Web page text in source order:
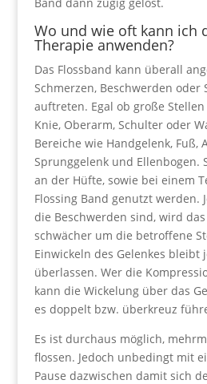
Wo und wie oft kann ich
Therapie anwenden?
Das Flossband kann überall
Schmerzen, Beschwerden oder
auftreten. Egal ob große
Knie, Oberarm, Schulter oder
Bereiche wie Handgelenk, Fuß,
Sprunggelenk und Ellenbogen.
an der Hüfte, sowie bei einem
Flossing Band genutzt werden.
die Beschwerden sind, wird
schwächer um die betroffene
Einwickeln des Gelenkes bleibt
überlassen. Wer die
kann die Wickelung über das
es doppelt bzw. überkreuz
Es ist durchaus möglich,
flossen. Jedoch unbedingt mit
Pause dazwischen damit sich